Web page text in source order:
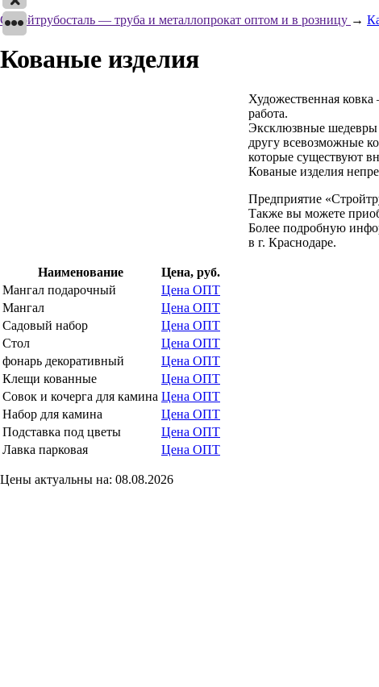
Стройтрубосталь — труба и металлопрокат оптом и в розницу →
Кованые изделия
Художественная
работа.
Эксклюзвные шедевры
другу всевозможные
которые существуют
Кованые изделия
Предприятие
Также вы можете
Более подробную
в г. Краснодаре.
Наименование
Цена, руб.
Мангал подарочный
Цена ОПТ
Мангал
Цена ОПТ
Садовый набор
Цена ОПТ
Стол
Цена ОПТ
фонарь декоративный
Цена ОПТ
Клещи кованные
Цена ОПТ
Совок и кочерга для камина Цена ОПТ
Набор для камина
Цена ОПТ
Подставка под цветы
Цена ОПТ
Лавка парковая
Цена ОПТ
Цены актуальны на: 08.08.2026